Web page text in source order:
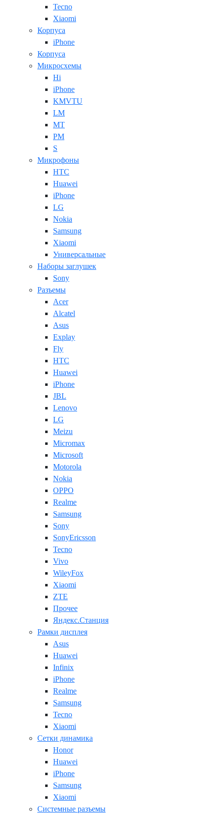
Tecno
Xiaomi
Корпуса
iPhone
Корпуса
Микросхемы
Hi
iPhone
KMVTU
LM
MT
PM
S
Микрофоны
HTC
Huawei
iPhone
LG
Nokia
Samsung
Xiaomi
Универсальные
Наборы заглушек
Sony
Разъемы
Acer
Alcatel
Asus
Explay
Fly
HTC
Huawei
iPhone
JBL
Lenovo
LG
Meizu
Micromax
Microsoft
Motorola
Nokia
OPPO
Realme
Samsung
Sony
SonyEricsson
Tecno
Vivo
WileyFox
Xiaomi
ZTE
Прочее
Яндекс.Станция
Рамки дисплея
Asus
Huawei
Infinix
iPhone
Realme
Samsung
Tecno
Xiaomi
Сетки динамика
Honor
Huawei
iPhone
Samsung
Xiaomi
Системные разъемы